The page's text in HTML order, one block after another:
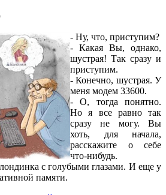
- Ну, что, приступим?
- Какая Вы, однако,
шустрая! Так сразу и
приступим.
- Конечно, шустрая. У
меня модем 33600.
- О, тогда понятно.
Но я все равно так
сразу не могу. Вы
хоть, для начала,
расскажите о себе
что-нибудь.
с голубыми глазами. И еще у
памяти.